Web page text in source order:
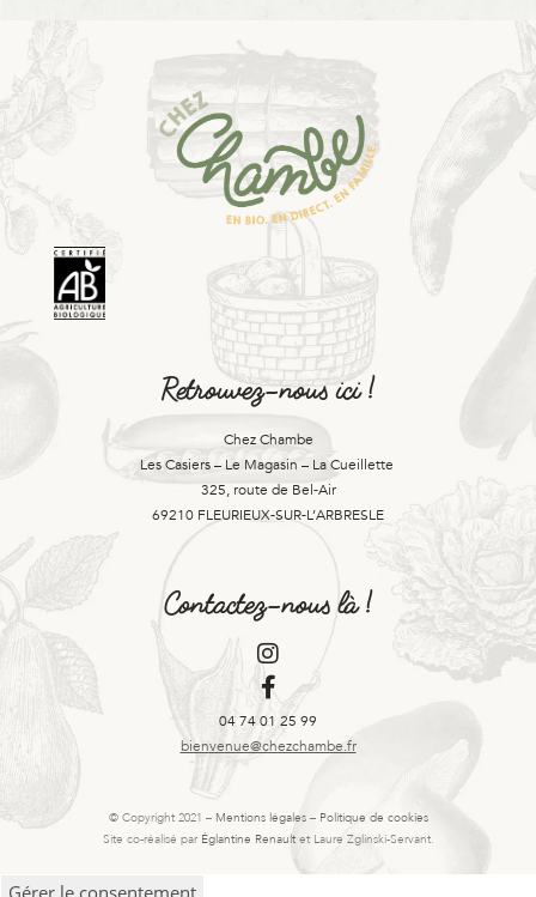
Retrouvez-nous ici !
Chez Chambe
Les Casiers – Le Magasin – La Cueillette
325, route de Bel-Air
69210 FLEURIEUX-SUR-L’ARBRESLE
Contactez-nous là !
04 74 01 25 99
bienvenue@chezchambe.fr
© Copyright 2021 – Mentions légales– Politique de cookies
Site co-réalisé par Églantine Renaultet Laure Zglinski-Servant.
Gérer le consentement